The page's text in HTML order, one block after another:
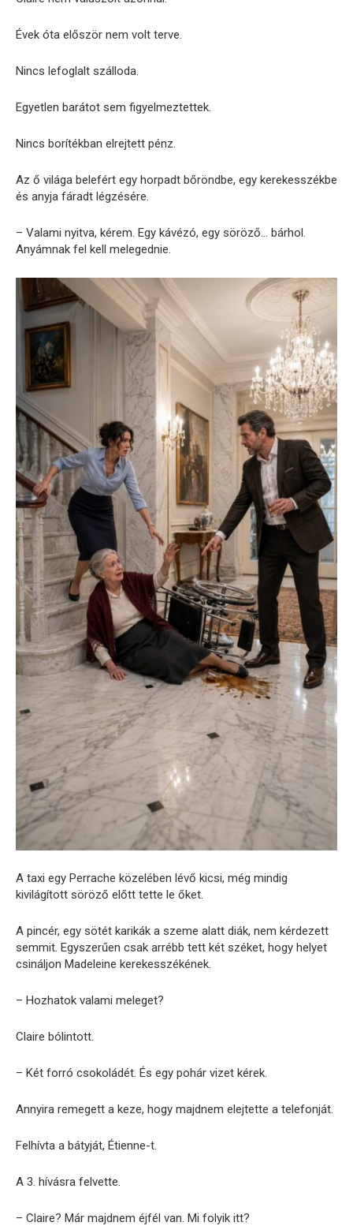
Évek óta először nem volt terve.
Nincs lefoglalt szálloda.
Egyetlen barátot sem figyelmeztettek.
Nincs borítékban elrejtett pénz.
Az ő világa belefért egy horpadt bőröndbe, egy kerekesszékbe
és anyja fáradt légzésére.
– Valami nyitva, kérem. Egy kávézó, egy söröző… bárhol.
Anyámnak fel kell melegednie.
A taxi egy Perrache közelében lévő kicsi, még mindig
kivilágított söröző előtt tette le őket.
A pincér, egy sötét karikák a szeme alatt diák, nem kérdezett
semmit. Egyszerűen csak arrébb tett két széket, hogy helyet
csináljon Madeleine kerekesszékének.
– Hozhatok valami meleget?
Claire bólintott.
– Két forró csokoládét. És egy pohár vizet kérek.
Annyira remegett a keze, hogy majdnem elejtette a telefonját.
Felhívta a bátyját, Étienne-t.
A 3. hívásra felvette.
– Claire? Már majdnem éjfél van. Mi folyik itt?